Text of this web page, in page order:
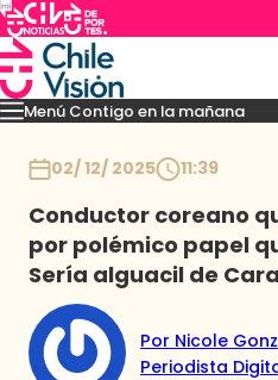
Menú Contigo en la mañana
MomentosReportajes
02/ 12/ 2025 11:39
Conductor coreano
por polémico papel
Sería alguacil de
Por Nicole
Periodista
Imperdibles